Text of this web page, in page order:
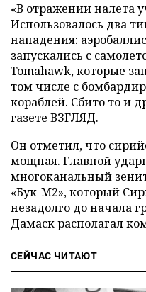
«В отражении налета
Использовалось два
нападения:
запускались с
Tomahawk, которые
том числе с
кораблей. Сбито то и
газете ВЗГЛЯД.
Он отметил, что
мощная. Главной
многоканальный
«Бук-М2», который
незадолго до начала
Дамаск располагал
СЕЙЧАС ЧИТАЮТ